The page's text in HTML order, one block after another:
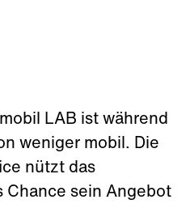
LAB ist während
weniger mobil. Die
nützt das
Chance sein Angebot